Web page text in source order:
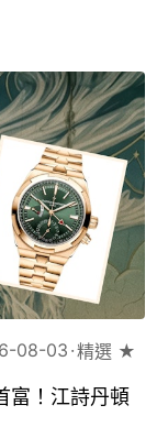
08-03 精選 ★
富！江詩丹頓